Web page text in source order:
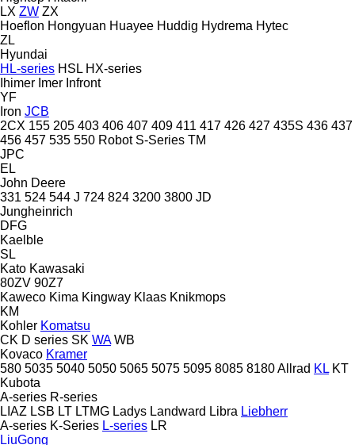
LX ZW ZX
Hoeflon Hongyuan Huayee Huddig Hydrema Hytec
ZL
Hyundai
HL-series HSL HX-series
Ihimer Imer Infront
YF
Iron JCB
2CX 155 205 403 406 407 409 411 417 426 427 435S 436 437
456 457 535 550 Robot S-Series TM
JPC
EL
John Deere
331 524 544 J 724 824 3200 3800 JD
Jungheinrich
DFG
Kaelble
SL
Kato Kawasaki
80ZV 90Z7
Kaweco Kima Kingway Klaas Knikmops
KM
Kohler Komatsu
CK D series SK WA WB
Kovaco Kramer
580 5035 5040 5050 5065 5075 5095 8085 8180Allrad KL KT
Kubota
A-series R-series
LIAZ LSB LT LTMG Ladys Landward Libra Liebherr
A-series K-Series L-series LR
LiuGong